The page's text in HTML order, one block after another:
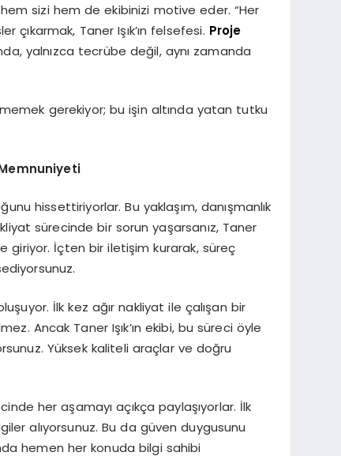
sizi hem de ekibinizi motive eder. “Her
Taner Işık’ın felsefesi. Proje
yalnızca tecrübe değil, aynı zamanda
gerekiyor; bu işin altında yatan tutku
hissettiriyorlar. Bu yaklaşım, danışmanlık
sürecinde bir sorun yaşarsanız, Taner
giriyor. İçten bir iletişim kurarak, süreç
İlk kez ağır nakliyat ile çalışan bir
Ancak Taner Işık’ın ekibi, bu süreci öyle
Yüksek kaliteli araçlar ve doğru
her aşamayı açıkça paylaşıyorlar. İlk
alıyorsunuz. Bu da güven duygusunu
hemen her konuda bilgi sahibi